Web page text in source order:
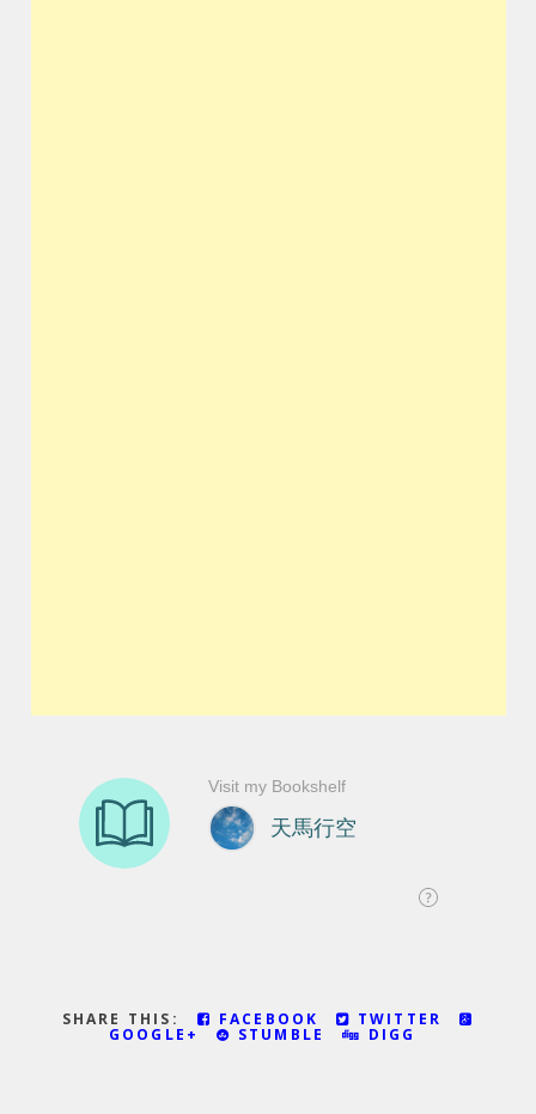
SHARE THIS: FACEBOOK TWITTER
GOOGLE+ STUMBLE DIGG